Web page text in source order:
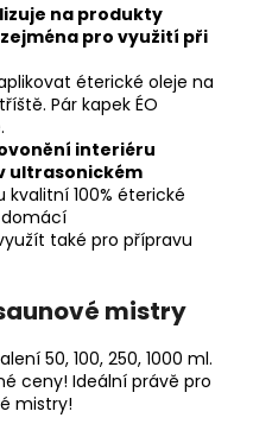
na produkty
pro využití při
éterické oleje na
Pár kapek ÉO
interiéru
ultrasonickém
kvalitní 100% éterické
také pro přípravu
mistry
50, 100, 250, 1000 ml.
ceny! Ideální právě pro
mistry!